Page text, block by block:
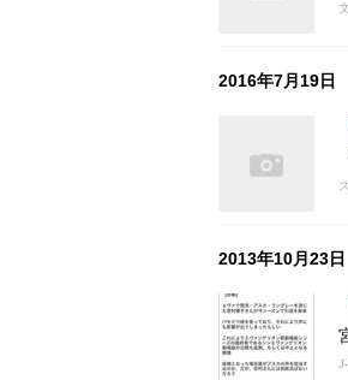
2016年7月19日
2013年10月23日